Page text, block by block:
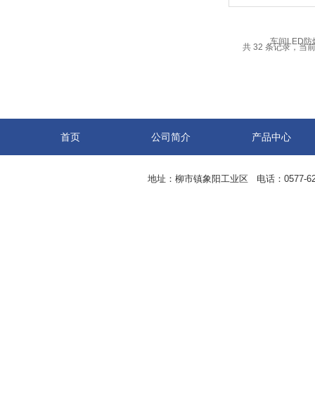
LED防爆
共 32 条记录，当
首页 公司简介 产品中心
地址：柳市镇象阳工业区 电话：0577-